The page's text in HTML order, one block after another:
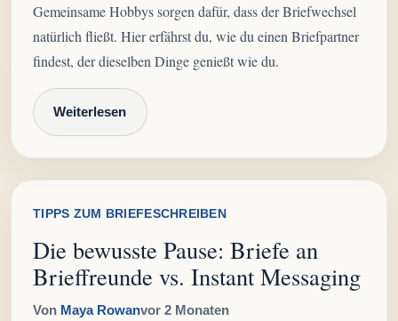
Gemeinsame Hobbys sorgen dafür, dass der Briefwechsel
natürlich fließt. Hier erfährst du, wie du einen Briefpartner
findest, der dieselben Dinge genießt wie du.
Weiterlesen
TIPPS ZUM BRIEFESCHREIBEN
Die bewusste Pause: Briefe an
Brieffreunde vs. Instant Messaging
Von Maya Rowanvor 2 Monaten